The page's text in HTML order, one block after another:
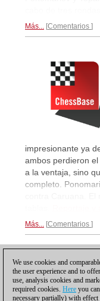
Más... Comentarios
impresionante ya
ambos perdieron
a la ventaja, sino
completo.
Más... Comentarios
We use cookies and
the user experience and to
use, analysis cookies and
required cookies. Here you
necessary partially) with